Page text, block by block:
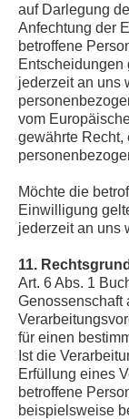
auf Darlegung
Anfechtung der
betroffene
Entscheidungen
jederzeit an uns
vom
gewährte Recht,
Möchte die
Einwilligung
jederzeit an uns
11.
Art. 6 Abs. 1
Genossenschaft
für einen
Ist die
Erfüllung eines
betroffene
beispielsweise